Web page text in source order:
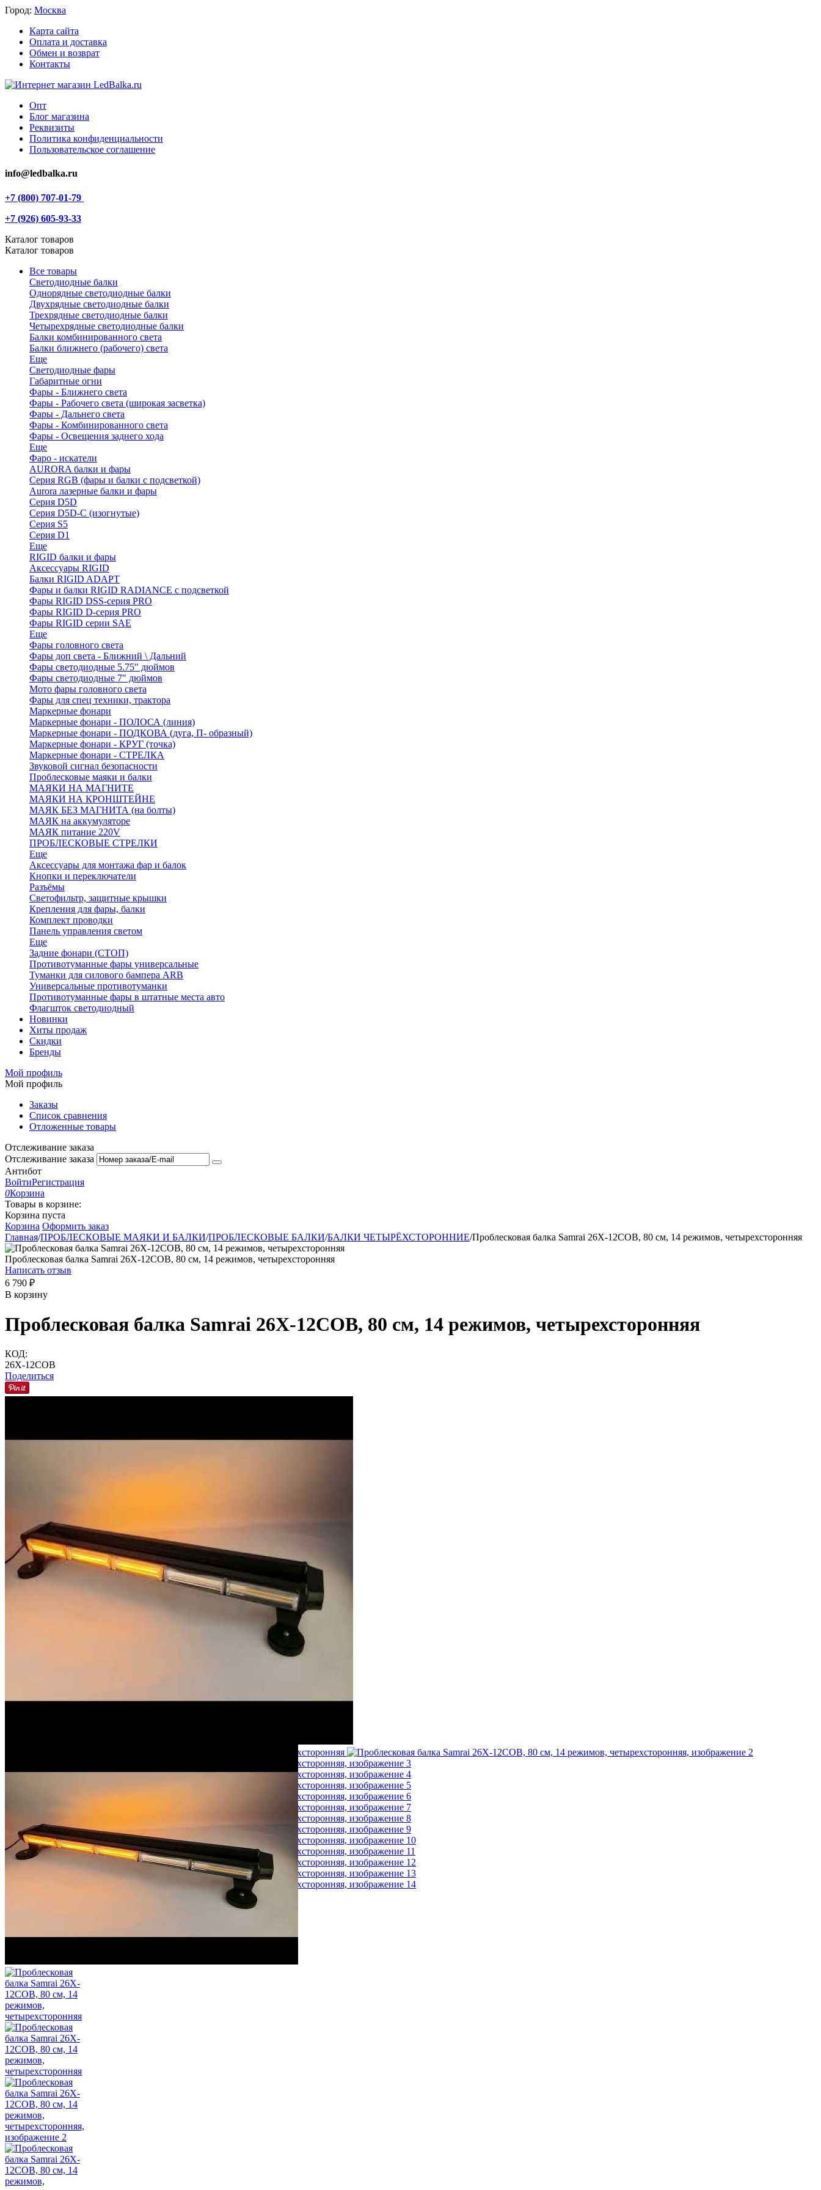
Город: Москва
Карта сайта
Оплата и доставка
Обмен и возврат
Контакты
Опт
Блог магазина
Реквизиты
Политика конфиденциальности
Пользовательское соглашение
info@ledbalka.ru
+7 (800) 707-01-79
+7 (926) 605-93-33
Каталог товаров
Каталог товаров
Все товары
Светодиодные балки
Однорядные светодиодные балки
Двухрядные светодиодные балки
Трехрядные светодиодные балки
Четырехрядные светодиодные балки
Балки комбинированного света
Балки ближнего (рабочего) света
Еще
Светодиодные фары
Габаритные огни
Фары - Ближнего света
Фары - Рабочего света (широкая засветка)
Фары - Дальнего света
Фары - Комбинированного света
Фары - Освещения заднего хода
Еще
Фаро - искатели
AURORA балки и фары
Серия RGB (фары и балки с подсветкой)
Aurora лазерные балки и фары
Серия D5D
Серия D5D-C (изогнутые)
Cерия S5
Серия D1
Еще
RIGID балки и фары
Аксессуары RIGID
Балки RIGID ADAPT
Фары и балки RIGID RADIANCE с подсветкой
Фары RIGID DSS-серия PRO
Фары RIGID D-серия PRO
Фары RIGID серии SAE
Еще
Фары головного света
Фары доп света - Ближний \ Дальний
Фары светодиодные 5.75" дюймов
Фары светодиодные 7" дюймов
Мото фары головного света
Фары для спец техники, трактора
Маркерные фонари
Маркерные фонари - ПОЛОСА (линия)
Маркерные фонари - ПОДКОВА (дуга, П- образный)
Маркерные фонари - КРУГ (точка)
Маркерные фонари - СТРЕЛКА
Звуковой сигнал безопасности
Проблесковые маяки и балки
МАЯКИ НА МАГНИТЕ
МАЯКИ НА КРОНШТЕЙНЕ
МАЯК БЕЗ МАГНИТА (на болты)
МАЯК на аккумуляторе
МАЯК питание 220V
ПРОБЛЕСКОВЫЕ СТРЕЛКИ
Еще
Аксессуары для монтажа фар и балок
Кнопки и переключатели
Разъёмы
Светофильтр, защитные крышки
Крепления для фары, балки
Комплект проводки
Панель управления светом
Еще
Задние фонари (СТОП)
Противотуманные фары универсальные
Туманки для силового бампера ARB
Универсальные противотуманки
Противотуманные фары в штатные места авто
Флагшток светодиодный
Новинки
Хиты продаж
Скидки
Бренды
Мой профиль
Мой профиль
Заказы
Список сравнения
Отложенные товары
Отслеживание заказа
Отслеживание заказа
Антибот
ВойтиРегистрация
0Корзина
Товары в корзине:
Корзина пуста
Корзина Оформить заказ
Главная/ПРОБЛЕСКОВЫЕ МАЯКИ И БАЛКИ/ПРОБЛЕСКОВЫЕ БАЛКИ/БАЛКИ ЧЕТЫРЁХСТОРОННИЕ/Проблесковая балка Samrai 26X-12COB, 80 см, 14 режимов, четырехсторонняя
Проблесковая балка Samrai 26X-12COB, 80 см, 14 режимов, четырехсторонняя
Написать отзыв
6 790 ₽
В корзину
Проблесковая балка Samrai 26X-12COB, 80 см, 14 режимов, четырехсторонняя
КОД:
26X-12COB
Поделиться